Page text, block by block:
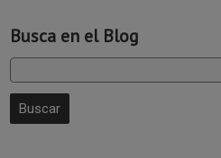
Busca en el Blog